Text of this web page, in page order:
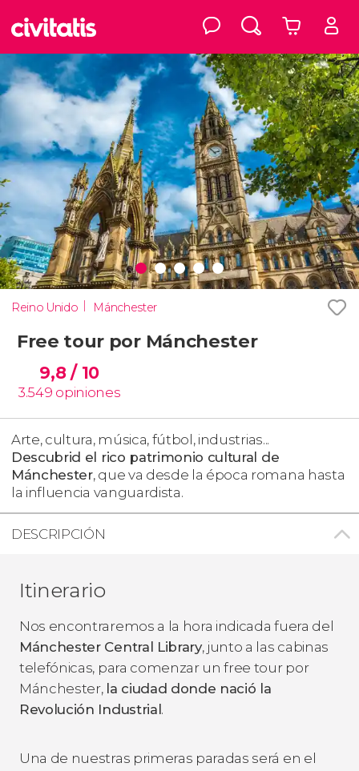
Reino Unido Mánchester
Free tour por Mánchester
9,8/ 10
3.549 opiniones
Arte, cultura, música, fútbol, industrias...
Descubrid el rico patrimonio cultural de
Mánchester, que va desde la época romana hasta
la influencia vanguardista.
DESCRIPCIÓN
Itinerario
Nos encontraremos a la hora indicada fuera del
Mánchester Central Library, junto a las cabinas
telefónicas, para comenzar un free tour por
Mánchester, la ciudad donde nació la
Revolución Industrial.
Una de nuestras primeras paradas será en el